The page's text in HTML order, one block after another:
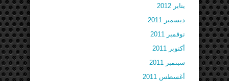
يناير 2012
ديسمبر 2011
نوفمبر 2011
أكتوبر 2011
سبتمبر 2011
أغسطس 2011